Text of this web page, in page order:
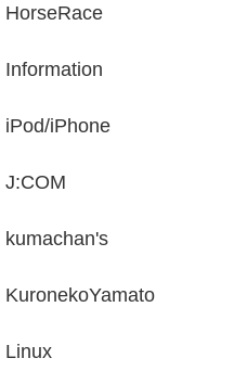
HorseRace
Information
iPod/iPhone
J:COM
kumachan's
KuronekoYamato
Linux